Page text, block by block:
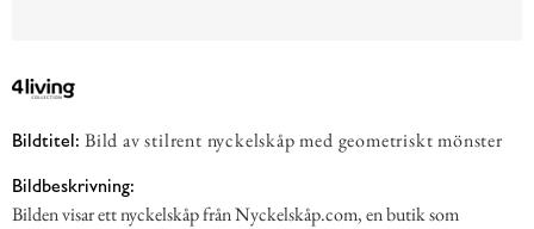
Bildtitel: Bild av stilrent nyckelskåp med geometriskt mönster
Bildbeskrivning:
Bilden visar ett nyckelskåp från Nyckelskåp.com, en butik som